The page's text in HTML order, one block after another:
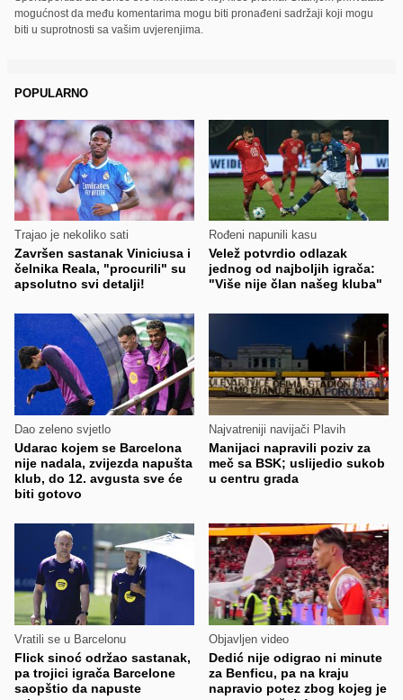
mogućnost da među komentarima mogu biti pronađeni sadržaji koji mogu
biti u suprotnosti sa vašim uvjerenjima.
POPULARNO
Trajao je nekoliko sati
Završen sastanak Viniciusa i
čelnika Reala, "procurili" su
apsolutno svi detalji!
Rođeni napunili kasu
Velež potvrdio odlazak
jednog od najboljih igrača:
"Više nije član našeg kluba"
Dao zeleno svjetlo
Udarac kojem se Barcelona
nije nadala, zvijezda napušta
klub, do 12. avgusta sve će
biti gotovo
Najvatreniji navijači Plavih
Manijaci napravili poziv za
meč sa BSK; uslijedio sukob
u centru grada
Vratili se u Barcelonu
Flick sinoć održao sastanak,
pa trojici igrača Barcelone
saopštio da napuste
Objavljen video
Dedić nije odigrao ni minute
za Benficu, pa na kraju
napravio potez zbog kojeg je